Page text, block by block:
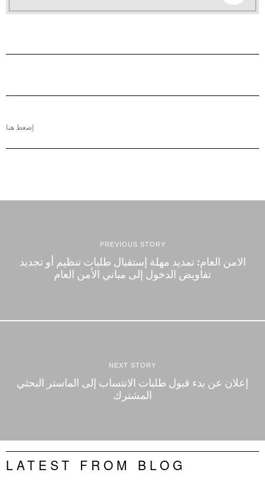
إضغط هنا
PREVIOUS STORY
الامن العام: تمديد مهلة إستقبال طلبات تنظيم أو تجديد
تفاويض الدخول إلى مباني الأمن العام
NEXT STORY
إعلان عن بدء قبول طلبات الانتساب إلى الماستر البحثي
المشترك
LATEST FROM BLOG